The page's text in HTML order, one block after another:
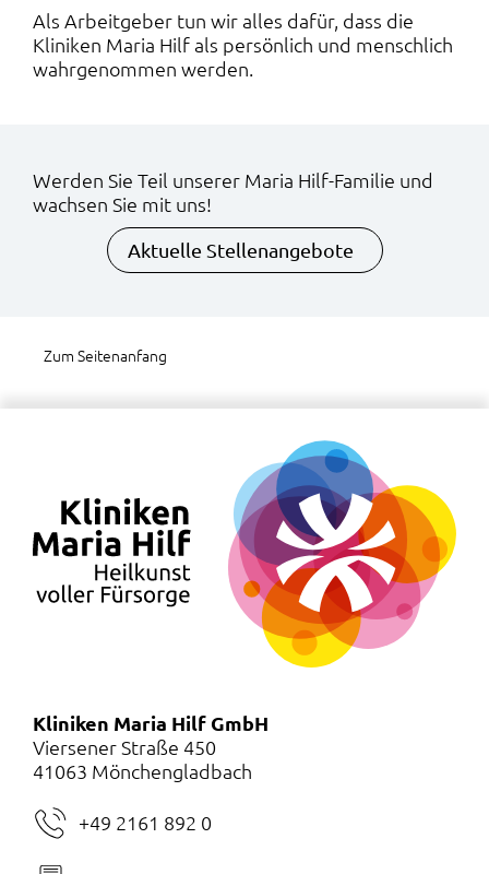
Als Arbeitgeber tun wir alles dafür, dass die
Kliniken Maria Hilf als persönlich und menschlich
wahrgenommen werden.
Werden Sie Teil unserer Maria Hilf-Familie und
wachsen Sie mit uns!
Aktuelle Stellenangebote
Zum Seitenanfang
Kliniken Maria Hilf GmbH
Viersener Straße 450
41063 Mönchengladbach
+49 2161 892 0